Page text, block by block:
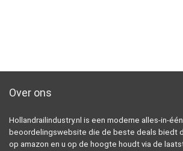
Over ons
Hollandrailindustry.nl is een moderne alles-in-
beoordelingswebsite die de beste deals biedt
op amazon en u op de hoogte houdt via de